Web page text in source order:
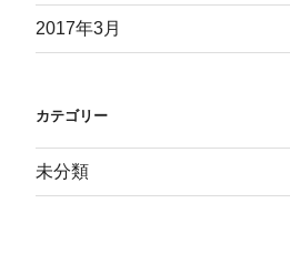
2017年3月
カテゴリー
未分類